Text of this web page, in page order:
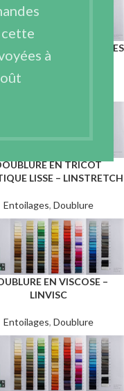
cette
à
DOUBLURE – LINPES
Entoilages
EN TRICOT
LISSE – LINSTRETCH
Entoilages, Doublure
EN VISCOSE –
LINVISC
Entoilages, Doublure